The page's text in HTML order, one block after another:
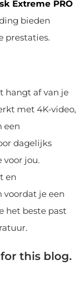
Extreme PRO
bieden
prestaties.
hangt af van je
met 4K-video,
een
dagelijks
voor jou.
en
je een
het beste past
this blog.